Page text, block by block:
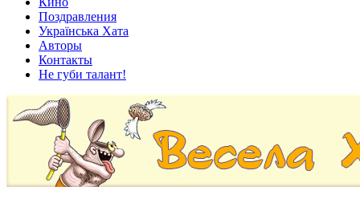
Поздравления
Українська Хата
Авторы
Контакты
Не губи талант!